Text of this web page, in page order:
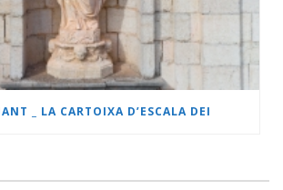
_ LA CARTOIXA D’ESCALA DEI